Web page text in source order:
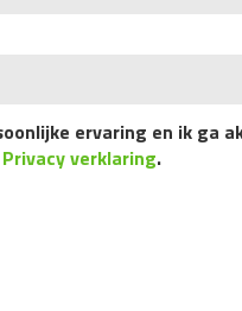
ervaring en ik
Privacy verklaring.